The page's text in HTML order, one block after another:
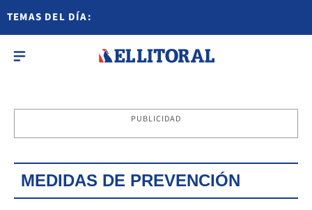
TEMAS DEL DÍA:
PUBLICIDAD
MEDIDAS DE PREVENCIÓN